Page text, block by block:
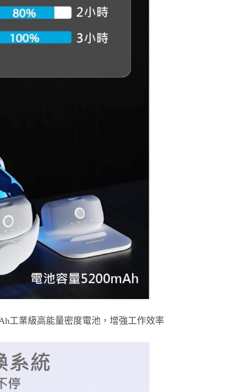
工業級高能量密度電池，增強工作效率